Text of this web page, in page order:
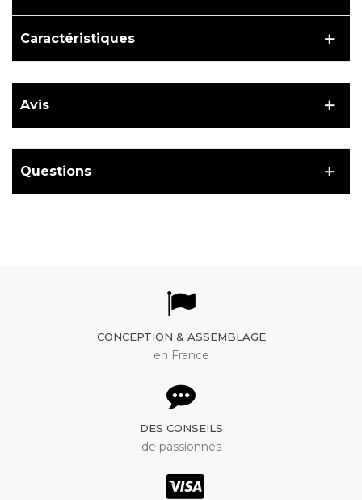
Caractéristiques
Avis
Questions
CONCEPTION & ASSEMBLAGE
en France
DES CONSEILS
de passionnés